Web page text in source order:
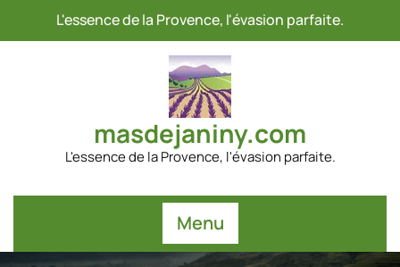
L'essence de la Provence, l'évasion parfaite.
masdejaniny.com
L'essence de la Provence, l'évasion parfaite.
Menu